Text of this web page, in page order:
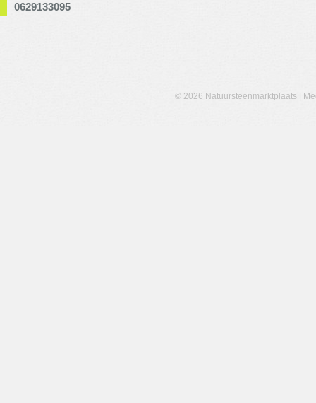
0629133095
© 2026 Natuursteenmarktplaats |